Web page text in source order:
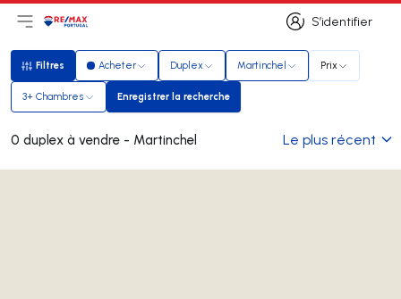
S’identifier
S’identifier
Ouvrir le menu principal
LogoAller à la page d’accueil
Filtres
Filtres Acheter Duplex Martinchel Prix
3+ Chambres Enregistrer la recherche
Enregistrer la recherche
0 duplex à vendre - Martinchel Le plus récent